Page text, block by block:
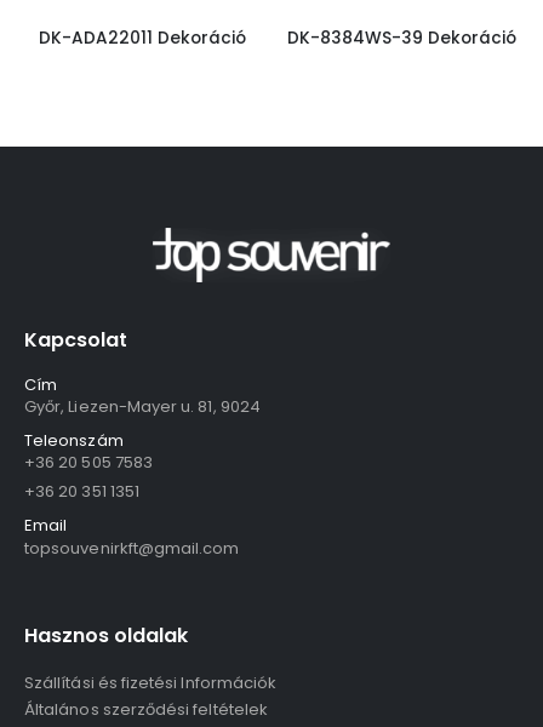
DK-ADA22011 Dekoráció DK-8384WS-39 Dekoráció
Kapcsolat
Cím
Győr, Liezen-Mayer u. 81, 9024
Teleonszám
+36 20 505 7583
+36 20 351 1351
Email
topsouvenirkft@gmail.com
Hasznos oldalak
Szállítási és fizetési Információk
Általános szerződési feltételek